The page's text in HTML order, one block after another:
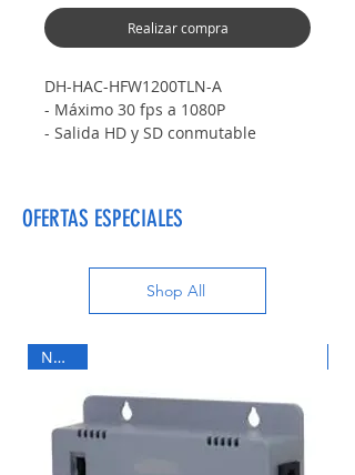
Realizar compra
DH-HAC-HFW1200TLN-A
- Máximo 30 fps a 1080P
- Salida HD y SD conmutable
- Máx. Longitud de infrarrojos 80 m,
- IP67, 12 VCC
OFERTAS ESPECIALES
Shop All
Nuevo